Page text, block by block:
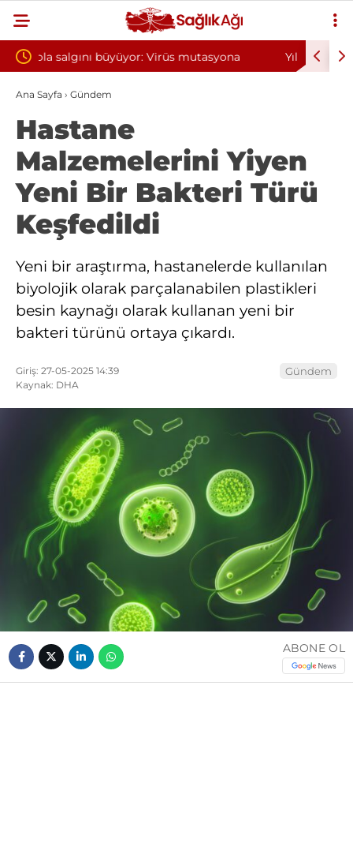
Yılın ilk 6 ayında 10 bini aşkın hasta hiperbarik
oksijen tedavisinden yararlandı
Ana Sayfa › Gündem
Hastane
Malzemelerini Yiyen
Yeni Bir Bakteri Türü
Keşfedildi
Yeni bir araştırma, hastanelerde kullanılan
biyolojik olarak parçalanabilen plastikleri
besin kaynağı olarak kullanan yeni bir
bakteri türünü ortaya çıkardı.
Giriş: 27-05-2025 14:39
Kaynak: DHA
Gündem
ABONE OL